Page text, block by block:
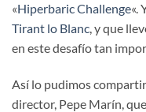
«Hiperbaric Challenge«.
Tirant lo Blanc, y que
en este desafío tan
Así lo pudimos
director, Pepe Marín,